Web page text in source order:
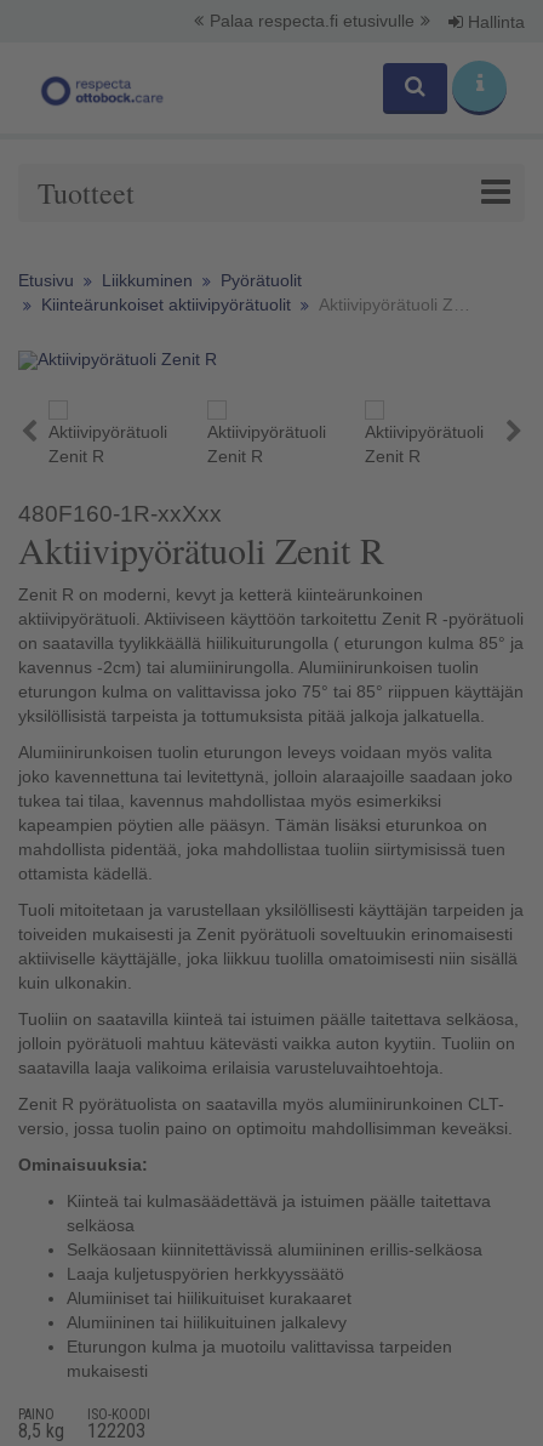
Palaa respecta.fi etusivulle Hallinta
Tuotteet
Etusivu Liikkuminen
Pyörätuolit
Kiinteärunkoiset aktiivipyörätuolit
Aktiivipyörätuoli Zenit R
480F160-1R-xxXxx
Aktiivipyörätuoli Zenit R
Zenit R on moderni, kevyt ja ketterä kiinteärunkoinen
aktiivipyörätuoli. Aktiiviseen käyttöön tarkoitettu Zenit R -pyörätuoli
on saatavilla tyylikkäällä hiilikuiturungolla ( eturungon kulma 85° ja
kavennus -2cm) tai alumiinirungolla. Alumiinirunkoisen tuolin
eturungon kulma on valittavissa joko 75° tai 85° riippuen käyttäjän
yksilöllisistä tarpeista ja tottumuksista pitää jalkoja jalkatuella.
Alumiinirunkoisen tuolin eturungon leveys voidaan myös valita
joko kavennettuna tai levitettynä, jolloin alaraajoille saadaan joko
tukea tai tilaa, kavennus mahdollistaa myös esimerkiksi
kapeampien pöytien alle pääsyn. Tämän lisäksi eturunkoa on
mahdollista pidentää, joka mahdollistaa tuoliin siirtymisissä tuen
ottamista kädellä.
Tuoli mitoitetaan ja varustellaan yksilöllisesti käyttäjän tarpeiden ja
toiveiden mukaisesti ja Zenit pyörätuoli soveltuukin erinomaisesti
aktiiviselle käyttäjälle, joka liikkuu tuolilla omatoimisesti niin sisällä
kuin ulkonakin.
Tuoliin on saatavilla kiinteä tai istuimen päälle taitettava selkäosa,
jolloin pyörätuoli mahtuu kätevästi vaikka auton kyytiin. Tuoliin on
saatavilla laaja valikoima erilaisia varusteluvaihtoehtoja.
Zenit R pyörätuolista on saatavilla myös alumiinirunkoinen CLT-
versio, jossa tuolin paino on optimoitu mahdollisimman keveäksi.
Ominaisuuksia:
Kiinteä tai kulmasäädettävä ja istuimen päälle taitettava
selkäosa
Selkäosaan kiinnitettävissä alumiininen erillis-selkäosa
Laaja kuljetuspyörien herkkyyssäätö
Alumiiniset tai hiilikuituiset kurakaaret
Alumiininen tai hiilikuituinen jalkalevy
Eturungon kulma ja muotoilu valittavissa tarpeiden
mukaisesti
PAINO
8,5 kg
ISO-KOODI
122203